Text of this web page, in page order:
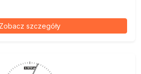
Zobacz szczegóły